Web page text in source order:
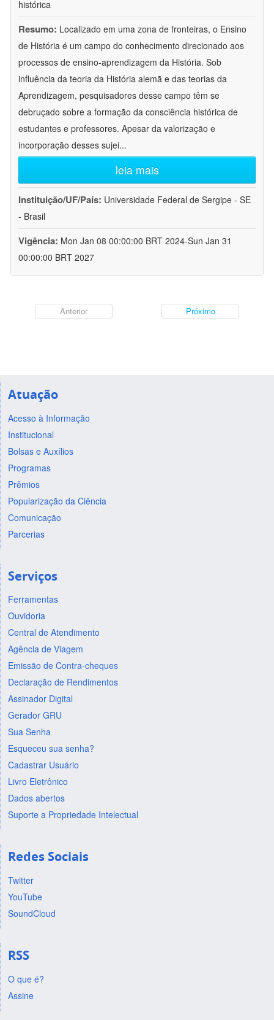
histórica
Resumo: Localizado em uma zona de fronteiras, o Ensino
de História é um campo do conhecimento direcionado aos
processos de ensino-aprendizagem da História. Sob
influência da teoria da História alemã e das teorias da
Aprendizagem, pesquisadores desse campo têm se
debruçado sobre a formação da consciência histórica de
estudantes e professores. Apesar da valorização e
incorporação desses sujei...
leia mais
Instituição/UF/País: Universidade Federal de Sergipe - SE
- Brasil
Vigência: Mon Jan 08 00:00:00 BRT 2024-Sun Jan 31
00:00:00 BRT 2027
Anterior Próximo
Atuação
Acesso à Informação
Institucional
Bolsas e Auxílios
Programas
Prêmios
Popularização da Ciência
Comunicação
Parcerias
Serviços
Ferramentas
Ouvidoria
Central de Atendimento
Agência de Viagem
Emissão de Contra-cheques
Declaração de Rendimentos
Assinador Digital
Gerador GRU
Sua Senha
Esqueceu sua senha?
Cadastrar Usuário
Livro Eletrônico
Dados abertos
Suporte a Propriedade Intelectual
Redes Sociais
Twitter
YouTube
SoundCloud
RSS
O que é?
Assine